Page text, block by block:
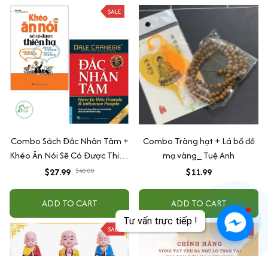
SALE
Combo Sách Đắc Nhân Tâm +
Khéo Ăn Nói Sẽ Có Được Thiên
Hạ
$27.99 $40.00
ADD TO CART
Combo Tràng hạt + Lá bồ đề
mạ vàng_ Tuệ Anh
$11.99
ADD TO CART
SALE SALE